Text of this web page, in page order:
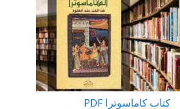
كتاب كاماسوترا PDF